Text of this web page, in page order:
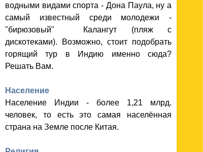
водными видами спорта - Дона Паула, ну а
самый известный среди молодежи -
"бирюзовый" Калангут (пляж с
дискотеками). Возможно, стоит подобрать
горящий тур в Индию именно сюда?
Решать Вам.
Население
Население Индии - более 1,21 млрд.
человек, то есть это самая населённая
страна на Земле после Китая.